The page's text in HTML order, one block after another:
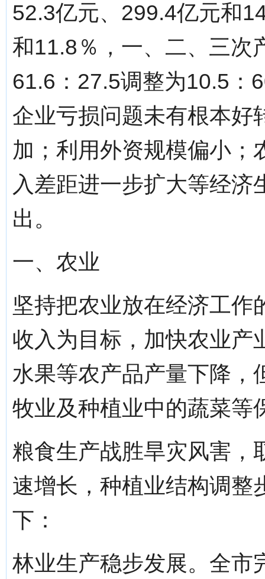
52.3亿元、299.4亿元和
和11.8％，一、二、三次
61.6：27.5调整为10.5：
企业亏损问题未有根本好
加；利用外资规模偏小；
入差距进一步扩大等经
出。
一、农业
坚持把农业放在经济工作
收入为目标，加快农业产
水果等农产品产量下降，
牧业及种植业中的蔬菜等
粮食生产战胜旱灾风害，
速增长，种植业结构调整
下：
林业生产稳步发展。全市